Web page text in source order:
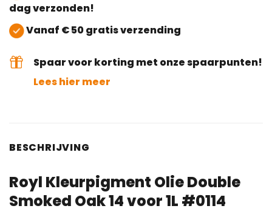
dag verzonden!
Vanaf € 50 gratis verzending
Spaar voor korting met onze spaarpunten!
Lees hier meer
BESCHRIJVING
Royl Kleurpigment Olie Double
Smoked Oak 14 voor 1L #0114